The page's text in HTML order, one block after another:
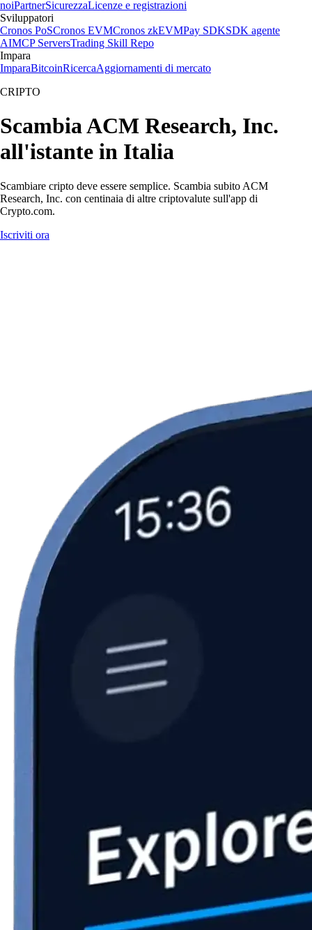
noiPartnerSicurezzaLicenze e registrazioni
Sviluppatori
Cronos PoSCronos EVMCronos zkEVMPay SDKSDK agente
AIMCP ServersTrading Skill Repo
Impara
ImparaBitcoinRicercaAggiornamenti di mercato
CRIPTO
Scambia ACM Research, Inc.
all'istante in Italia
Scambiare cripto deve essere semplice. Scambia subito ACM
Research, Inc. con centinaia di altre criptovalute sull'app di
Crypto.com.
Iscriviti ora